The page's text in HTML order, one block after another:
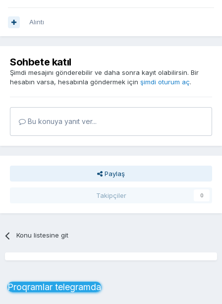
Alıntı
Sohbete katıl
Şimdi mesajını gönderebilir ve daha sonra kayıt olabilirsin. Bir
hesabın varsa, hesabınla göndermek için şimdi oturum aç.
Bu konuya yanıt ver...
Paylaş
Takipçiler 0
Konu listesine git
Proqramlar telegramda